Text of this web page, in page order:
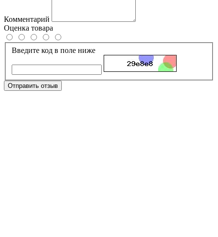
Комментарий
Оценка товара
Введите код в поле ниже
Отправить отзыв